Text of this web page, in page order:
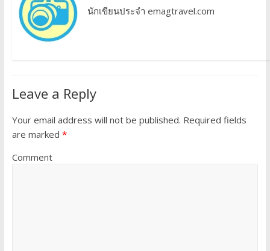
นักเขียนประจำ emagtravel.com
Leave a Reply
Your email address will not be published. Required fields
are marked *
Comment